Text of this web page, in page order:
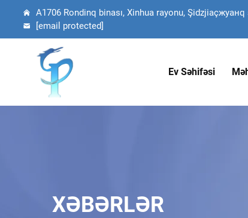
A1706 Rondinq binası, Xinhua rayonu,
[email protected]
Ev Səhifəsi
XƏBƏRLƏR